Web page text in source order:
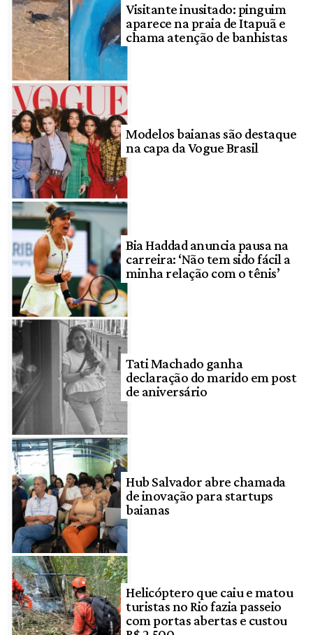
Visitante inusitado: pinguim
aparece na praia de Itapuã e
chama atenção de banhistas
Modelos baianas são destaque
na capa da Vogue Brasil
Bia Haddad anuncia pausa na
carreira: ‘Não tem sido fácil a
minha relação com o tênis’
Tati Machado ganha
declaração do marido em post
de aniversário
Hub Salvador abre chamada
de inovação para startups
baianas
Helicóptero que caiu e matou
turistas no Rio fazia passeio
com portas abertas e custou